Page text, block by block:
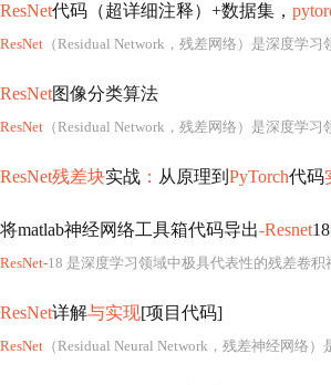
ResNet代码（超详细注释）+数据集，
ResNet （Residual Network，残差网络）是深度学习领域具有里程碑意义的卷积神经网络架构，由何恺明等人于2015年在论文《Deep Residual Learning for Image Recognition》中首
ResNet图像分类算法
ResNet （Residual Network，残差网络）是深度学习领域中具有里程碑意义的卷积神经网络架构
ResNet残差块实战 ： 从原理到 PyTorch代码
将matlab神经网络工具箱代码导出-Resnet18
ResNet-18 是深度学习领域中极具代表性的残差卷积神经网络架构，由
ResNet详解与实现[项目代码]
ResNet （Residual Neural Network，残差神经网络）是深度学